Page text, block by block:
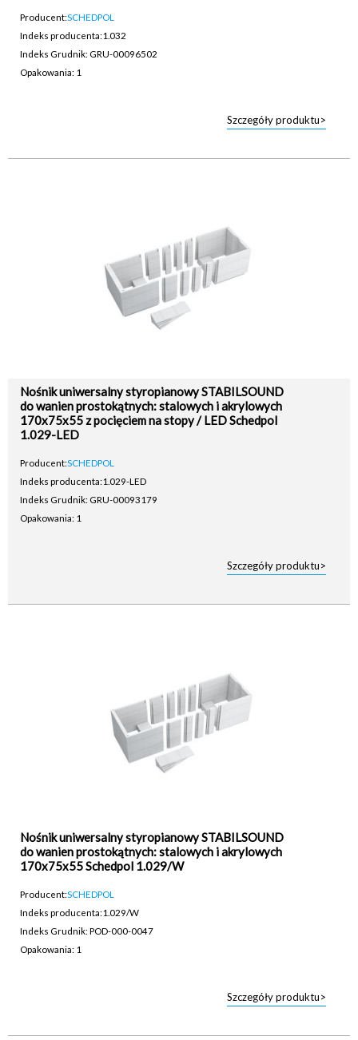
Producent:SCHEDPOL
Indeks producenta:1.032
Indeks Grudnik: GRU-00096502
Opakowania: 1
Szczegóły produktu>
Nośnik uniwersalny styropianowy STABILSOUND
do wanien prostokątnych: stalowych i akrylowych
170x75x55 z pocięciem na stopy / LED Schedpol
1.029-LED
Producent:SCHEDPOL
Indeks producenta:1.029-LED
Indeks Grudnik: GRU-00093179
Opakowania: 1
Szczegóły produktu>
Nośnik uniwersalny styropianowy STABILSOUND
do wanien prostokątnych: stalowych i akrylowych
170x75x55 Schedpol 1.029/W
Producent:SCHEDPOL
Indeks producenta:1.029/W
Indeks Grudnik: POD-000-0047
Opakowania: 1
Szczegóły produktu>